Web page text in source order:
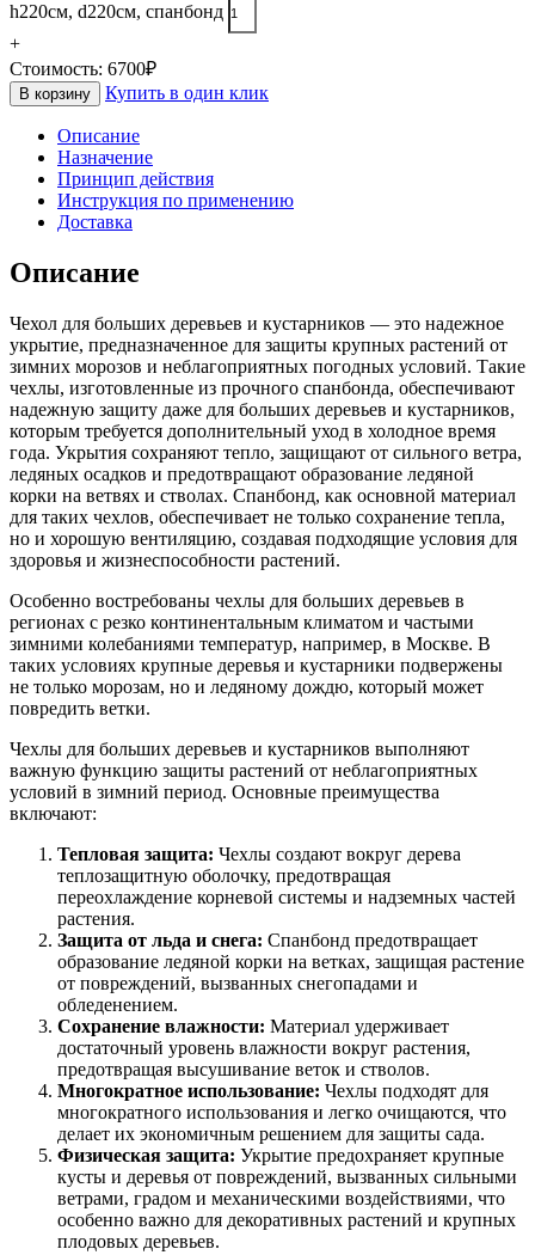
h220cм, d220см, спанбонд
+
Стоимость: 6700₽
В корзину Купить в один клик
Описание
Назначение
Принцип действия
Инструкция по применению
Доставка
Описание
Чехол для больших деревьев и кустарников — это надежное
укрытие, предназначенное для защиты крупных растений от
зимних морозов и неблагоприятных погодных условий. Такие
чехлы, изготовленные из прочного спанбонда, обеспечивают
надежную защиту даже для больших деревьев и кустарников,
которым требуется дополнительный уход в холодное время
года. Укрытия сохраняют тепло, защищают от сильного ветра,
ледяных осадков и предотвращают образование ледяной
корки на ветвях и стволах. Спанбонд, как основной материал
для таких чехлов, обеспечивает не только сохранение тепла,
но и хорошую вентиляцию, создавая подходящие условия для
здоровья и жизнеспособности растений.
Особенно востребованы чехлы для больших деревьев в
регионах с резко континентальным климатом и частыми
зимними колебаниями температур, например, в Москве. В
таких условиях крупные деревья и кустарники подвержены
не только морозам, но и ледяному дождю, который может
повредить ветки.
Чехлы для больших деревьев и кустарников выполняют
важную функцию защиты растений от неблагоприятных
условий в зимний период. Основные преимущества
включают:
Тепловая защита: Чехлы создают вокруг дерева
теплозащитную оболочку, предотвращая
переохлаждение корневой системы и надземных частей
растения.
Защита от льда и снега: Спанбонд предотвращает
образование ледяной корки на ветках, защищая растение
от повреждений, вызванных снегопадами и
обледенением.
Сохранение влажности: Материал удерживает
достаточный уровень влажности вокруг растения,
предотвращая высушивание веток и стволов.
Многократное использование: Чехлы подходят для
многократного использования и легко очищаются, что
делает их экономичным решением для защиты сада.
Физическая защита: Укрытие предохраняет крупные
кусты и деревья от повреждений, вызванных сильными
ветрами, градом и механическими воздействиями, что
особенно важно для декоративных растений и крупных
плодовых деревьев.